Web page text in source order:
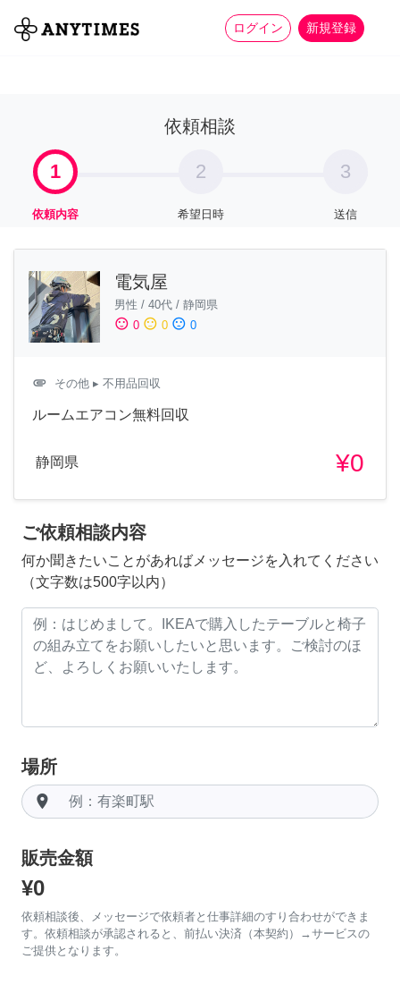
ログイン 新規登録
全て 家事 more_horiz
依頼相談
1
依頼内容
2
希望日時
3
送信
電気屋
男性 / 40代 / 静岡県
sentiment_satisfied 0 sentiment_neutral 0 sentiment_dissatisfied 0
attachment その他 ▸ 不用品回収
ルームエアコン無料回収
静岡県 ¥0
ご依頼相談内容
何か聞きたいことがあればメッセージを入れてください
（文字数は500字以内）
場所
room
販売金額
¥0
依頼相談後、メッセージで依頼者と仕事詳細のすり合わせができま
す。依頼相談が承認されると、前払い決済（本契約）→サービスの
ご提供となります。